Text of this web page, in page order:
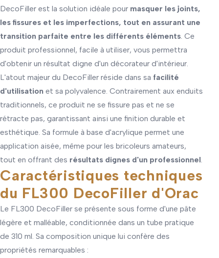
DecoFiller est la solution idéale pour masquer les joints,
les fissures et les imperfections, tout en assurant une
transition parfaite entre les différents éléments . Ce
produit professionnel, facile à utiliser, vous permettra
d'obtenir un résultat digne d'un décorateur d'intérieur.
L'atout majeur du DecoFiller réside dans sa facilité
d'utilisation et sa polyvalence. Contrairement aux enduits
traditionnels, ce produit ne se fissure pas et ne se
rétracte pas, garantissant ainsi une finition durable et
esthétique. Sa formule à base d'acrylique permet une
application aisée, même pour les bricoleurs amateurs,
tout en offrant des résultats dignes d'un professionnel
Caractéristiques techniques
du FL300 DecoFiller d'Orac
Le FL300 DecoFiller se présente sous forme d'une pâte
légère et malléable, conditionnée dans un tube pratique
de 310 ml. Sa composition unique lui confère des
propriétés remarquables :